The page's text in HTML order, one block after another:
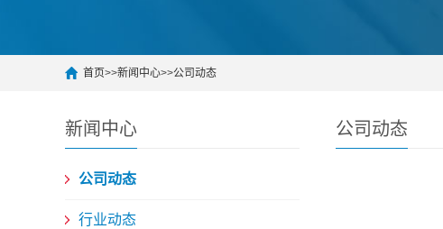
首页>>新闻中心>>公司动态
新闻中心
公司动态
行业动态
公司动态